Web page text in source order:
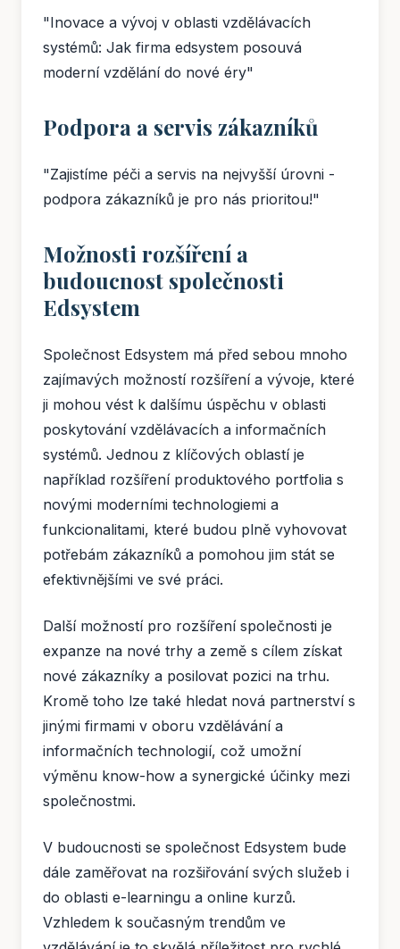
"Inovace a vývoj v oblasti vzdělávacích
systémů: Jak firma edsystem posouvá
moderní vzdělání do nové éry"
Podpora a servis zákazníků
"Zajistíme péči a servis na nejvyšší úrovni -
podpora zákazníků je pro nás prioritou!"
Možnosti rozšíření a
budoucnost společnosti
Edsystem
Společnost Edsystem má před sebou mnoho
zajímavých možností rozšíření a vývoje, které
ji mohou vést k dalšímu úspěchu v oblasti
poskytování vzdělávacích a informačních
systémů. Jednou z klíčových oblastí je
například rozšíření produktového portfolia s
novými moderními technologiemi a
funkcionalitami, které budou plně vyhovovat
potřebám zákazníků a pomohou jim stát se
efektivnějšími ve své práci.
Další možností pro rozšíření společnosti je
expanze na nové trhy a země s cílem získat
nové zákazníky a posilovat pozici na trhu.
Kromě toho lze také hledat nová partnerství s
jinými firmami v oboru vzdělávání a
informačních technologií, což umožní
výměnu know-how a synergické účinky mezi
společnostmi.
V budoucnosti se společnost Edsystem bude
dále zaměřovat na rozšiřování svých služeb i
do oblasti e-learningu a online kurzů.
Vzhledem k současným trendům ve